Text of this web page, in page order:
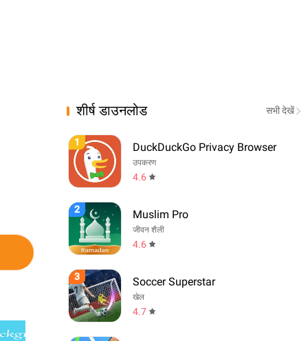
शीर्ष डाउनलोड सभी देखें
1 DuckDuckGo Privacy Browser
उपकरण
4.6
2 Muslim Pro
जीवन शैली
4.6
3 Soccer Superstar
खेल
4.7